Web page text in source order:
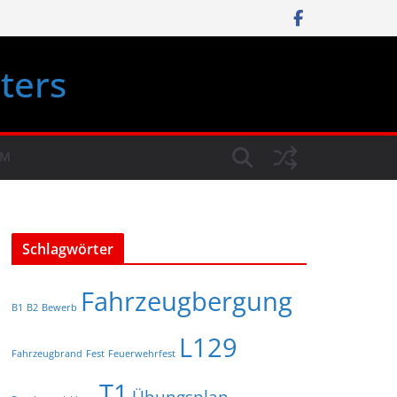
Schlagwörter
B1 B2 Bewerb Fahrzeugbergung
Fahrzeugbrand Fest Feuerwehrfest L129